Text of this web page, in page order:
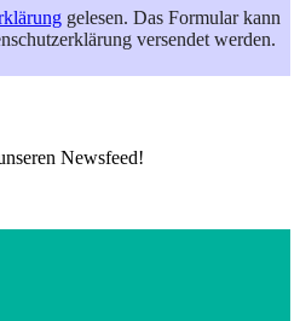
gelesen. Das Formular kann
versendet werden.
Newsfeed!